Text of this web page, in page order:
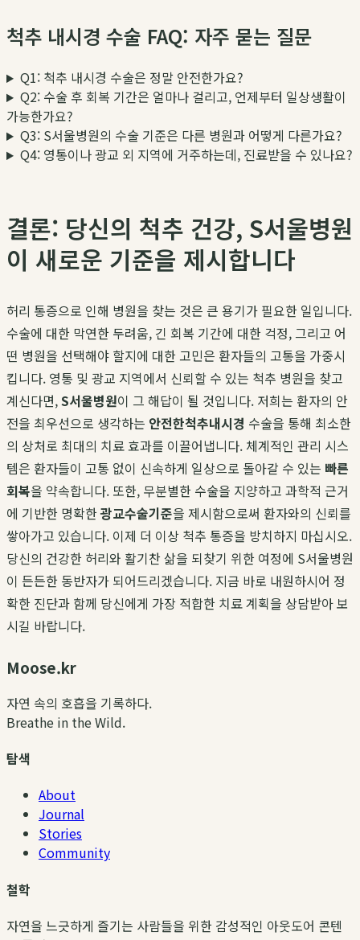
척추 내시경 수술 FAQ: 자주 묻는 질문
Q1: 척추 내시경 수술은 정말 안전한가요?
Q2: 수술 후 회복 기간은 얼마나 걸리고, 언제부터 일상생활이
가능한가요?
Q3: S서울병원의 수술 기준은 다른 병원과 어떻게 다른가요?
Q4: 영통이나 광교 외 지역에 거주하는데, 진료받을 수 있나요?
결론: 당신의 척추 건강, S서울병원
이 새로운 기준을 제시합니다
허리 통증으로 인해 병원을 찾는 것은 큰 용기가 필요한 일입니다.
수술에 대한 막연한 두려움, 긴 회복 기간에 대한 걱정, 그리고 어
떤 병원을 선택해야 할지에 대한 고민은 환자들의 고통을 가중시
킵니다. 영통 및 광교 지역에서 신뢰할 수 있는 척추 병원을 찾고
계신다면,S서울병원이 그 해답이 될 것입니다. 저희는 환자의 안
전을 최우선으로 생각하는 안전한척추내시경 수술을 통해 최소한
의 상처로 최대의 치료 효과를 이끌어냅니다. 체계적인 관리 시스
템은 환자들이 고통 없이 신속하게 일상으로 돌아갈 수 있는 빠른
회복을 약속합니다. 또한, 무분별한 수술을 지양하고 과학적 근거
에 기반한 명확한광교수술기준을 제시함으로써 환자와의 신뢰를
쌓아가고 있습니다. 이제 더 이상 척추 통증을 방치하지 마십시오.
당신의 건강한 허리와 활기찬 삶을 되찾기 위한 여정에 S서울병원
이 든든한 동반자가 되어드리겠습니다. 지금 바로 내원하시어 정
확한 진단과 함께 당신에게 가장 적합한 치료 계획을 상담받아 보
시길 바랍니다.
Moose.kr
자연 속의 호흡을 기록하다.
Breathe in the Wild.
탐색
About
Journal
Stories
Community
철학
자연을 느긋하게 즐기는 사람들을 위한 감성적인 아웃도어 콘텐